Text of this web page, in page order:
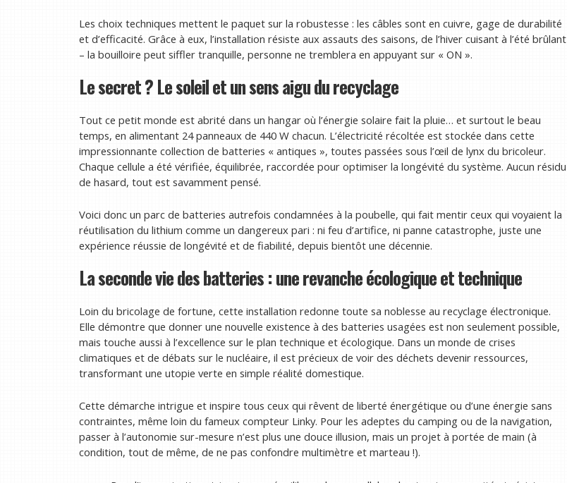
Les choix techniques mettent le paquet sur la robustesse : les câbles sont en cuivre, gage de durabilité
et d’efficacité. Grâce à eux, l’installation résiste aux assauts des saisons, de l’hiver cuisant à l’été brûlant
– la bouilloire peut siffler tranquille, personne ne tremblera en appuyant sur « ON ».
Le secret ? Le soleil et un sens aigu du recyclage
Tout ce petit monde est abrité dans un hangar où l’énergie solaire fait la pluie… et surtout le beau
temps, en alimentant 24 panneaux de 440 W chacun. L’électricité récoltée est stockée dans cette
impressionnante collection de batteries « antiques », toutes passées sous l’œil de lynx du bricoleur.
Chaque cellule a été vérifiée, équilibrée, raccordée pour optimiser la longévité du système. Aucun résidu
de hasard, tout est savamment pensé.
Voici donc un parc de batteries autrefois condamnées à la poubelle, qui fait mentir ceux qui voyaient la
réutilisation du lithium comme un dangereux pari : ni feu d’artifice, ni panne catastrophe, juste une
expérience réussie de longévité et de fiabilité, depuis bientôt une décennie.
La seconde vie des batteries : une revanche écologique et technique
Loin du bricolage de fortune, cette installation redonne toute sa noblesse au recyclage électronique.
Elle démontre que donner une nouvelle existence à des batteries usagées est non seulement possible,
mais touche aussi à l’excellence sur le plan technique et écologique. Dans un monde de crises
climatiques et de débats sur le nucléaire, il est précieux de voir des déchets devenir ressources,
transformant une utopie verte en simple réalité domestique.
Cette démarche intrigue et inspire tous ceux qui rêvent de liberté énergétique ou d’une énergie sans
contraintes, même loin du fameux compteur Linky. Pour les adeptes du camping ou de la navigation,
passer à l’autonomie sur-mesure n’est plus une douce illusion, mais un projet à portée de main (à
condition, tout de même, de ne pas confondre multimètre et marteau !).